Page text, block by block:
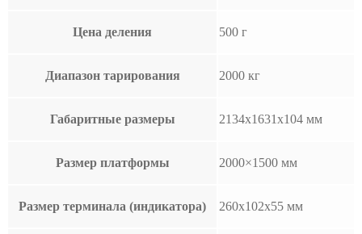
Цена деления 500 г
Диапазон тарирования 2000 кг
Габаритные размеры 2134х1631х104 мм
Размер платформы 2000×1500 мм
Размер терминала (индикатора) 260x102x55 мм